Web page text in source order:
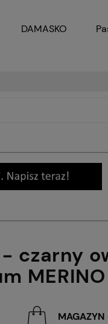
DAMASKO
czarny
MERINO